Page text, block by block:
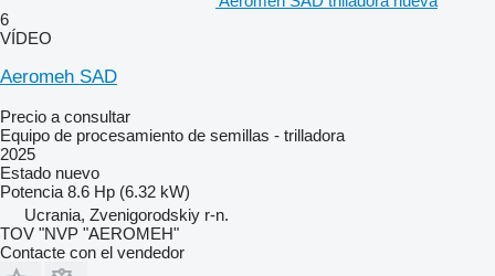
6
VÍDEO
Aeromeh SAD
Precio a consultar
Equipo de procesamiento de semillas - trilladora
2025
Estado nuevo
Potencia 8.6 Hp (6.32 kW)
Ucrania, Zvenigorodskiy r-n.
TOV "NVP "AEROMEH"
Contacte con el vendedor